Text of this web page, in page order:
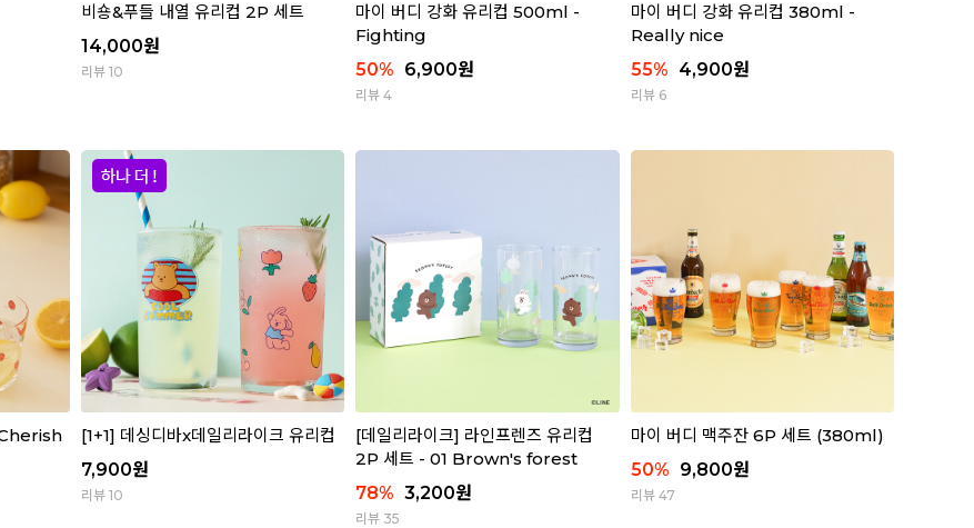
비숑&푸들 내열 유리컵 2P 세트
14,000원
리뷰 10
마이 버디 강화 유리컵 500ml -
Fighting
50% 6,900원
리뷰 4
마이 버디 강화 유리컵 380ml -
Really nice
55% 4,900원
리뷰 6
Cherish
[1+1] 데싱디바x데일리라이크 유리컵
7,900원
리뷰 10
[데일리라이크] 라인프렌즈 유리컵
2P 세트 - 01 Brown's forest
78% 3,200원
리뷰 35
마이 버디 맥주잔 6P 세트 (380ml)
50% 9,800원
리뷰 47